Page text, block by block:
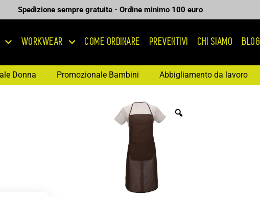
Spedizione sempre gratuita - Ordine minimo 100 euro
WORKWEAR COME ORDINARE PREVENTIVI CHI SIAMO BLOG
Donna Promozionale Bambini Abbigliamento da lavoro